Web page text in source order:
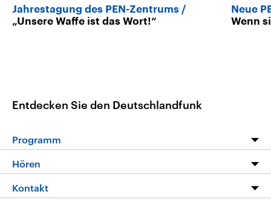
Jahrestagung des PEN-Zentrums
„Unsere Waffe ist das Wort!“
Neue
Wenn
Entdecken Sie den Deutschlandfunk
Programm
Programm
Die Nachrichten
Hören
Livestream
Kontakt